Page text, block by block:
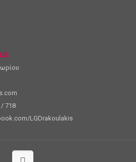
LG
/ 718
LGDrakoulakis